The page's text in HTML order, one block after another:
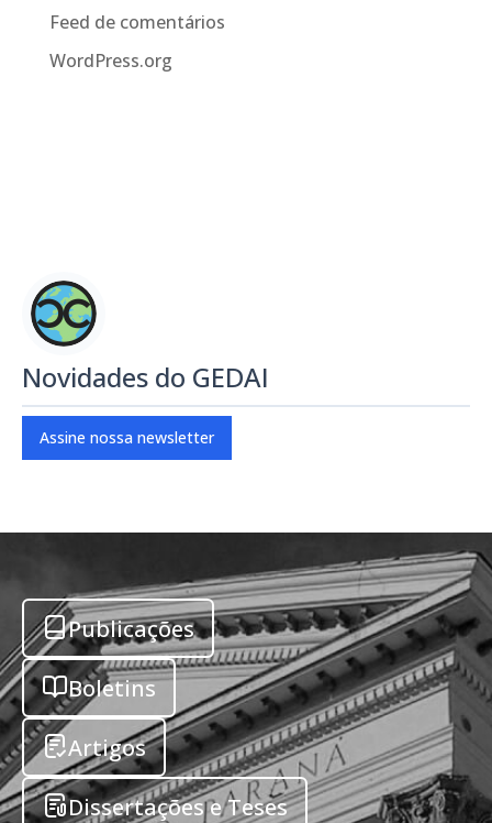
Feed de comentários
WordPress.org
Novidades do GEDAI
Assine nossa newsletter
Publicações
Boletins
Artigos
Dissertações e Teses